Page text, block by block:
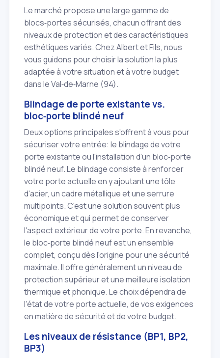
Le marché propose une large gamme de
blocs‑portes sécurisés, chacun offrant des
niveaux de protection et des caractéristiques
esthétiques variés. Chez Albert et Fils, nous
vous guidons pour choisir la solution la plus
adaptée à votre situation et à votre budget
dans le Val‑de‑Marne (94).
Blindage de porte existante vs.
bloc‑porte blindé neuf
Deux options principales s'offrent à vous pour
sécuriser votre entrée: le blindage de votre
porte existante ou l'installation d'un bloc‑porte
blindé neuf. Le blindage consiste à renforcer
votre porte actuelle en y ajoutant une tôle
d'acier, un cadre métallique et une serrure
multipoints. C'est une solution souvent plus
économique et qui permet de conserver
l'aspect extérieur de votre porte. En revanche,
le bloc‑porte blindé neuf est un ensemble
complet, conçu dès l'origine pour une sécurité
maximale. Il offre généralement un niveau de
protection supérieur et une meilleure isolation
thermique et phonique. Le choix dépendra de
l'état de votre porte actuelle, de vos exigences
en matière de sécurité et de votre budget.
Les niveaux de résistance (BP1, BP2,
BP3)